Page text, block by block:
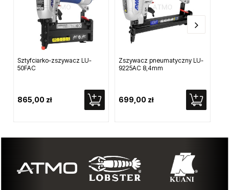
Sztyfciarko-zszywacz LU-
50FAC
865,00 zł
Zszywacz pneumatyczny LU-
9225AC 8,4mm
699,00 zł